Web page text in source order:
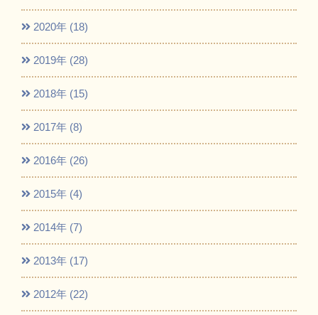
2020年 (18)
2019年 (28)
2018年 (15)
2017年 (8)
2016年 (26)
2015年 (4)
2014年 (7)
2013年 (17)
2012年 (22)